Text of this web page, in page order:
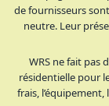
de fournisseurs
neutre. Leur
WRS ne fait pas
résidentielle pour
frais,